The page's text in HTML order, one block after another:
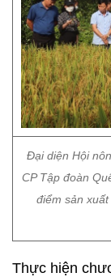
Đại diện Hội
CP Tập đoàn
điểm sản
Thực hiện